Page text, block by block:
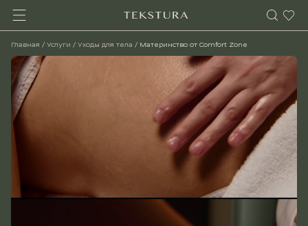
Главная / Услуги / Уходы для тела / Материнство от Comfort Zone